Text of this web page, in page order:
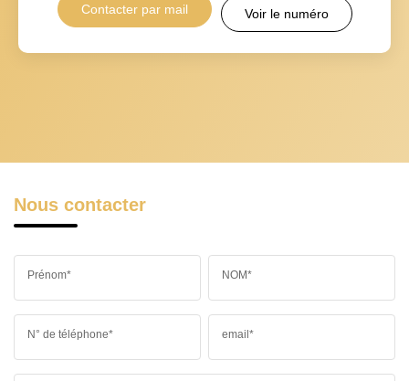
Contacter par mail Voir le numéro
Nous contacter
Prénom* NOM*
N° de téléphone* email*